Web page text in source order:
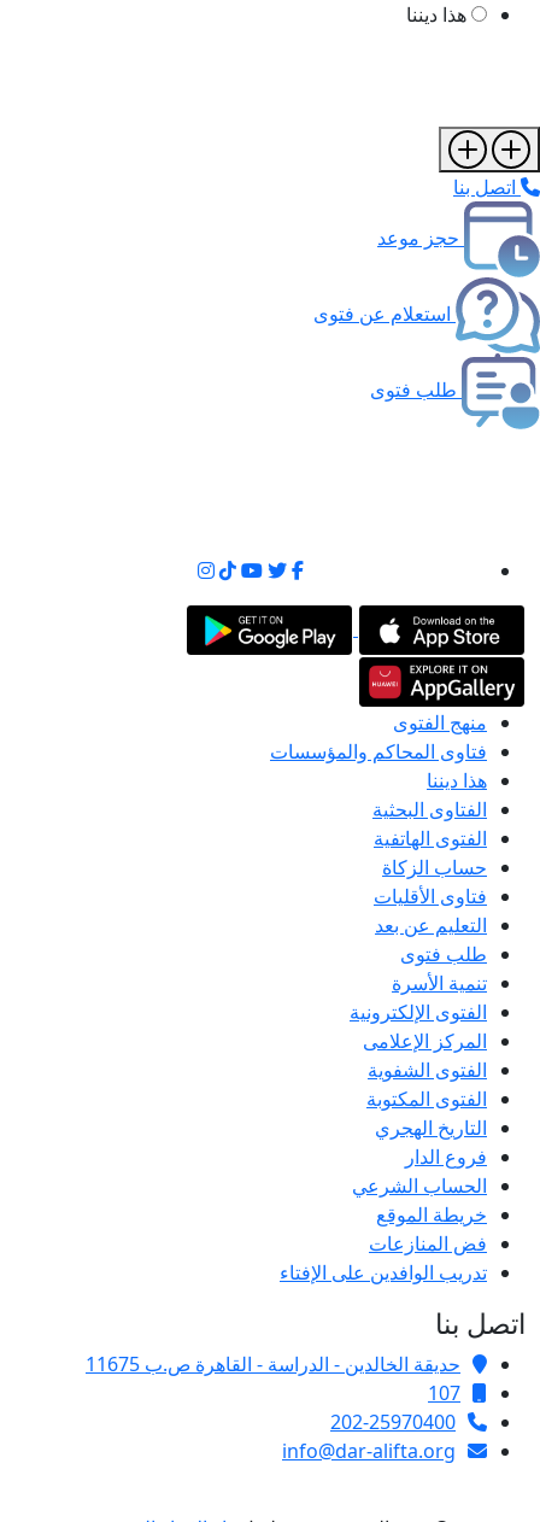
هذا ديننا
اتصل بنا
حجز موعد
استعلام عن فتوى
طلب فتوى
منهج الفتوى
فتاوى المحاكم والمؤسسات
هذا ديننا
الفتاوى البحثية
الفتوى الهاتفية
حساب الزكاة
فتاوى الأقليات
التعليم عن بعد
طلب فتوى
تنمية الأسرة
الفتوى الإلكترونية
المركز الإعلامى
الفتوى الشفوية
الفتوى المكتوبة
التاريخ الهجري
فروع الدار
الحساب الشرعي
خريطة الموقع
فض المنازعات
تدريب الوافدين على الإفتاء
اتصل بنا
حديقة الخالدين - الدراسة - القاهرة ص.ب 11675
107
202-25970400
info@dar-alifta.org